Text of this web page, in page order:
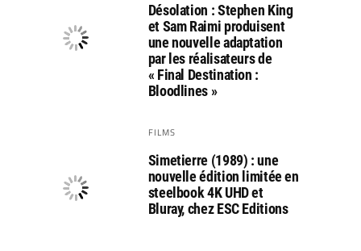
Désolation : Stephen King
et Sam Raimi produisent
une nouvelle adaptation
par les réalisateurs de
« Final Destination :
Bloodlines »
FILMS
Simetierre (1989) : une
nouvelle édition limitée en
steelbook 4K UHD et
Bluray, chez ESC Editions